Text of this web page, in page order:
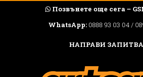
Позвънете още сега –
WhatsApp: 0888 93 03 04 /
НАПРАВИ